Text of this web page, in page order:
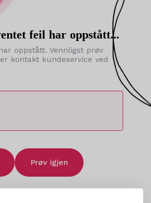
feil har oppstått...
oppstått. Vennligst prøv
kontakt kundeservice ved
Prøv igjen